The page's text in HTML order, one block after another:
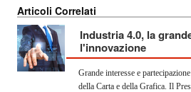
OPERATORI
ENTI E
ASSOCIAZIONI
Articoli Correlati
Industria 4.0, la
l'innovazione
Grande interesse e
della Carta e della Grafica. Il